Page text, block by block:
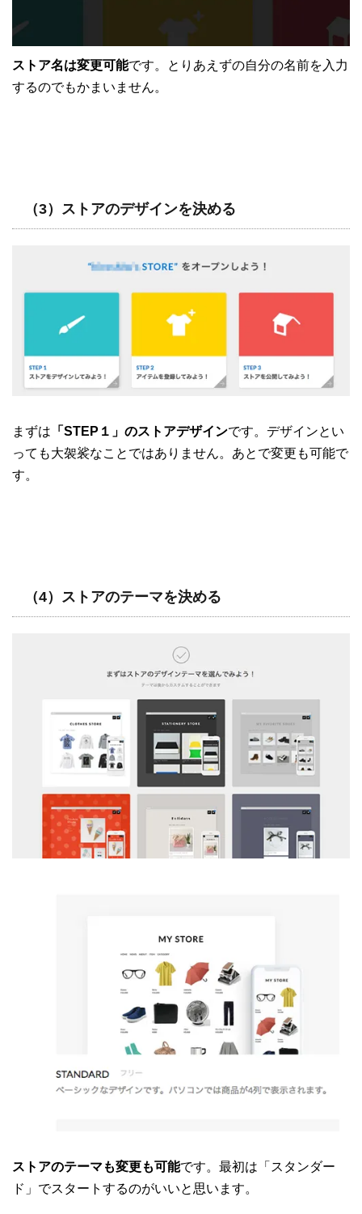
ストア名は変更可能です。とりあえずの自分の名前を入力
するのでもかまいません。
（3）ストアのデザインを決める
まずは 「STEP１」のストアデザインです。デザインとい
っても大袈裟なことではありません。あとで変更も可能で
す。
（4）ストアのテーマを決める
ストアのテーマも変更も可能です。最初は「スタンダー
ド」でスタートするのがいいと思います。